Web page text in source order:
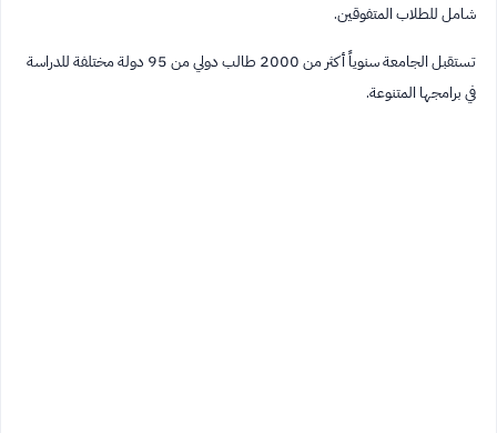
شامل للطلاب المتفوقين.
تستقبل الجامعة سنوياً أكثر من 2000 طالب دولي من 95 دولة مختلفة للدراسة
في برامجها المتنوعة.